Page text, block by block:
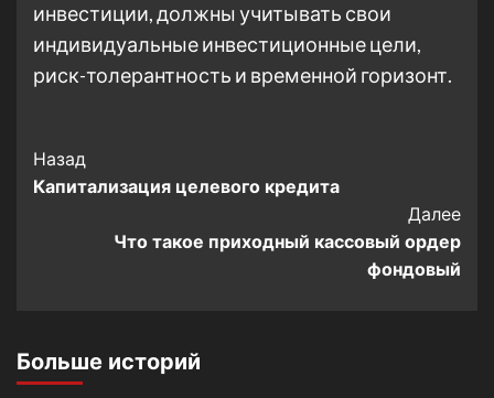
инвестиции, должны учитывать свои
индивидуальные инвестиционные цели,
риск-толерантность и временной горизонт.
Post
Navigation
Назад
Капитализация целевого кредита
Далее
Что такое приходный кассовый ордер
фондовый
Больше историй